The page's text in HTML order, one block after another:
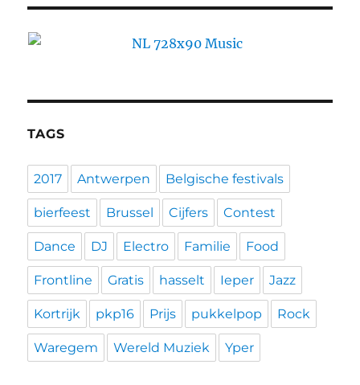
TAGS
2017 Antwerpen Belgische festivals
bierfeest Brussel Cijfers Contest
Dance DJ Electro Familie Food
Frontline Gratis hasselt Ieper Jazz
Kortrijk pkp16 Prijs pukkelpop Rock
Waregem Wereld Muziek Yper